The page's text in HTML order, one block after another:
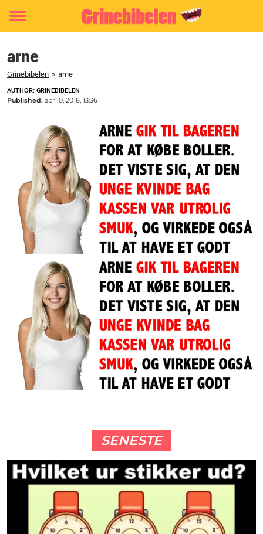
Toggle
arne
Grinebibelen » arne
AUTHOR: GRINEBIBELEN
Published: apr 10, 2018, 13:36
SENESTE